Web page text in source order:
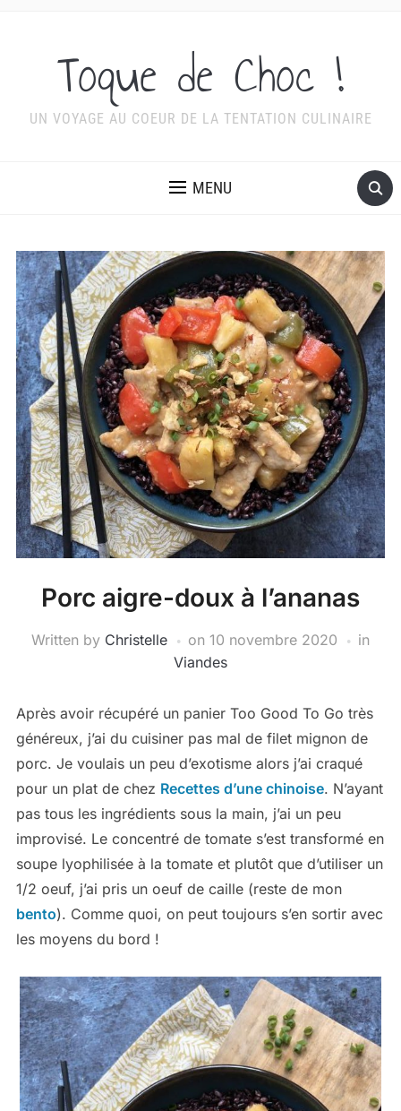
Toque de Choc !
UN VOYAGE AU COEUR DE LA TENTATION CULINAIRE
MENU
Porc aigre-doux à l’ananas
Written by Christelle on 10 novembre 2020
in
Viandes
Après avoir récupéré un panier Too Good To Go très
généreux, j’ai du cuisiner pas mal de filet mignon de
porc. Je voulais un peu d’exotisme alors j’ai craqué
pour un plat de chez Recettes d’une chinoise. N’ayant
pas tous les ingrédients sous la main, j’ai un peu
improvisé. Le concentré de tomate s’est transformé en
soupe lyophilisée à la tomate et plutôt que d’utiliser un
1/2 oeuf, j’ai pris un oeuf de caille (reste de mon
bento). Comme quoi, on peut toujours s’en sortir avec
les moyens du bord !